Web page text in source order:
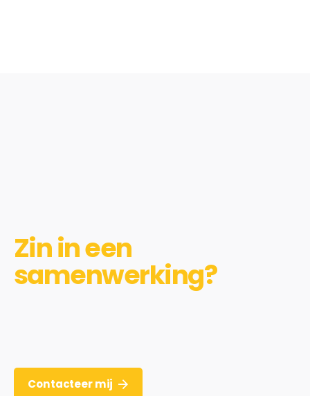
Zin in een
samenwerking?
Contacteer mij